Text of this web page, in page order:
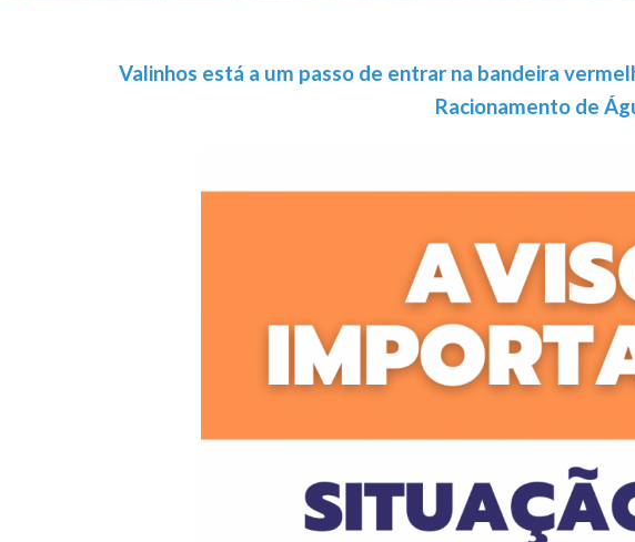
Valinhos está a um passo de entrar na bandeira
Racionamento de